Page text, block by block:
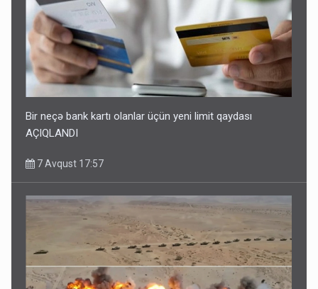
Bir neçə bank kartı olanlar üçün yeni limit qaydası
AÇIQLANDI
7 Avqust 17:57